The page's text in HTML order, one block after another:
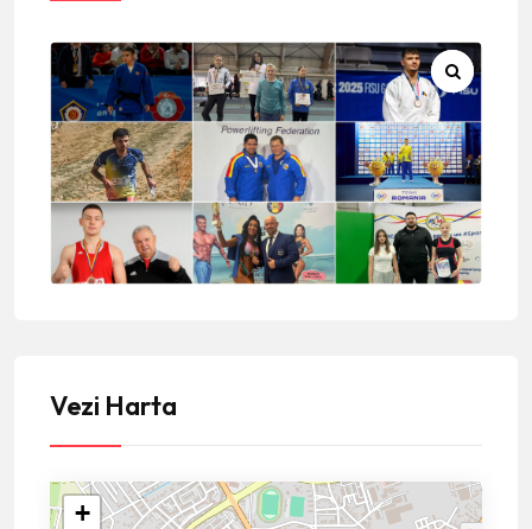
Vezi Harta
+